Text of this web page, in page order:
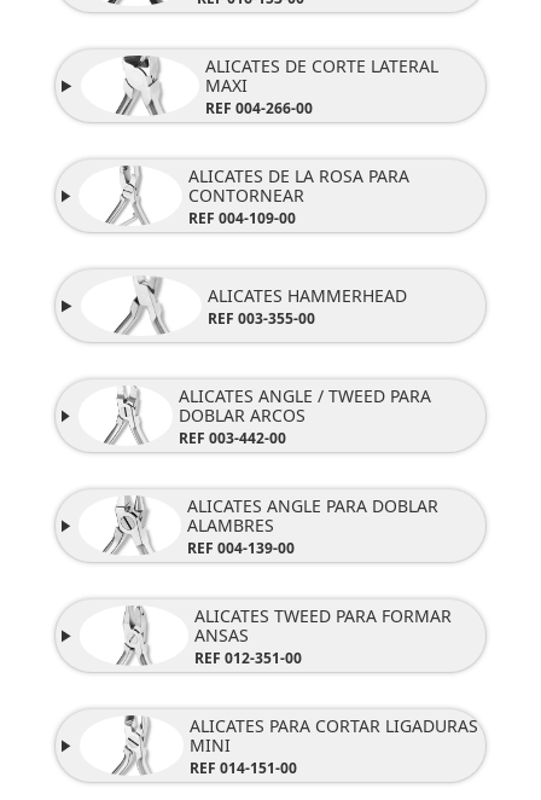
ALICATES DE CORTE LATERAL
MAXI
REF 004-266-00
ALICATES DE LA ROSA PARA
CONTORNEAR
REF 004-109-00
ALICATES HAMMERHEAD
REF 003-355-00
ALICATES ANGLE / TWEED PARA
DOBLAR ARCOS
REF 003-442-00
ALICATES ANGLE PARA DOBLAR
ALAMBRES
REF 004-139-00
ALICATES TWEED PARA FORMAR
ANSAS
REF 012-351-00
ALICATES PARA CORTAR LIGADURAS
MINI
REF 014-151-00